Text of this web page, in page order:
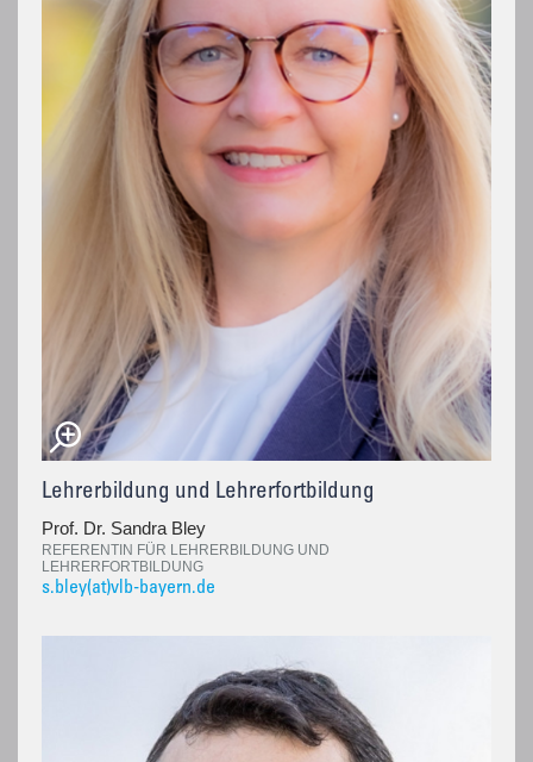
Lehrerbildung und Lehrerfortbildung
Prof. Dr. Sandra Bley
REFERENTIN FÜR LEHRERBILDUNG UND
LEHRERFORTBILDUNG
s.bley(at)vlb-bayern.de